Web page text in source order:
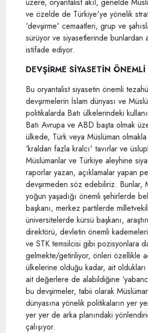
ve özelde de Türkiye'ye yönelik
‘devşirme' cemaatleri, grup ve
sürüyor ve siyasetlerinde bunlardan
istifade ediyor.
DEVŞİRME SİYASETİN ÖNEMLİ
Bu oryantalist siyasetin önemli
devşirmelerin İslam dünyası ve
politikalarda Batı ülkelerindeki
Batı Avrupa ve ABD başta olmak
ülkede, Türk veya Müslüman
‘kraldan fazla kralcı' tavırlar ve
Müslümanlar ve Türkiye aleyhine
raporlar yazan, açıklamalar yapan
devşirmeden söz edebiliriz. Bunlar,
yoğun yaşadığı önemli şehirlerde
başkanı, merkez partilerde
üniversitelerde kürsü başkanı,
direktörü, devletin önemli
ve STK temsilcisi gibi pozisyonlara
gelmekte/getiriliyor, önleri özellikle
ülkelerine olduğu kadar, ait
ait değerlere de alabildiğine
bu devşirmeler, tabii olarak
dünyasına yönelik politikaların yer
yer yer de arka planındaki
çalışıyor.